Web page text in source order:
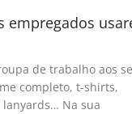
empregados
de trabalho aos
completo, t-shirts,
lanyards… Na sua